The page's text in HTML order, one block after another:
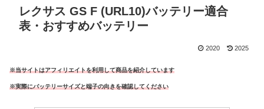
レクサス GS F (URL10)バッテリー適合
表・おすすめバッテリー
2020 2025
※当サイトはアフィリエイトを利用して商品を紹介しています
※実際にバッテリーサイズと端子の向きを確認してください